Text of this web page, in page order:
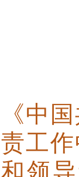
《中
责工